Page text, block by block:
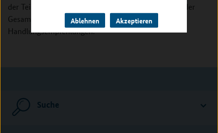
Ablehnen Akzeptieren
der Teilprojekte zu den Fallstudien, Dokumentation der
Gesamtergebnisse, Ableitung von kommunalen
Handlungsempfehlungen.
Suche